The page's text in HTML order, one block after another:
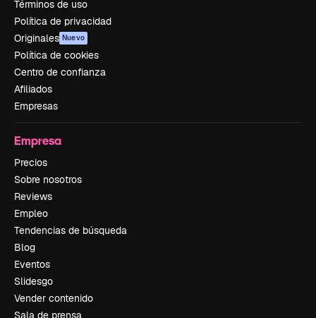
Términos de uso
Política de privacidad
Originales Nuevo
Política de cookies
Centro de confianza
Afiliados
Empresas
Empresa
Precios
Sobre nosotros
Reviews
Empleo
Tendencias de búsqueda
Blog
Eventos
Slidesgo
Vender contenido
Sala de prensa